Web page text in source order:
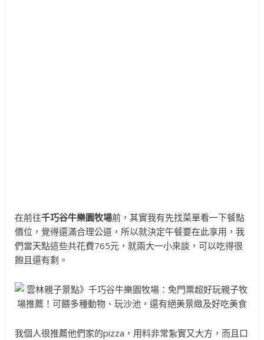
在前往千巧谷牛樂園牧場前，其實我有先找菜單看一下餐點
價位，覺得還滿合理公道，所以就決定午餐要在此享用，我
們當天點這些共花費765元，就兩大一小來談，可以吃得很
飽且還有剩。
我個人很推薦他們家的pizza，用料非常紮實又大方，而且口